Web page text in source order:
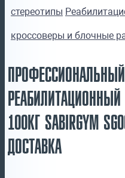
стереотипы
кроссоверы и блочные
100КГ SABIRGYM
ДОСТАВКА